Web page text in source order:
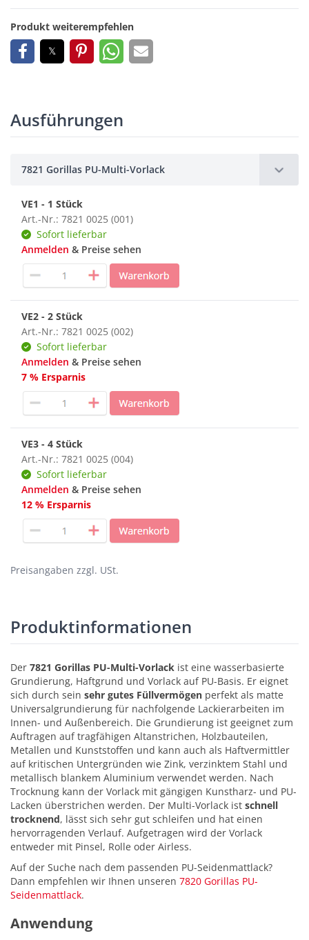
Produkt weiterempfehlen
Ausführungen
7821 Gorillas PU-Multi-Vorlack
VE1 - 1 Stück
Art.-Nr.: 7821 0025 (001)
Sofort lieferbar
Anmelden & Preise sehen
VE2 - 2 Stück
Art.-Nr.: 7821 0025 (002)
Sofort lieferbar
Anmelden & Preise sehen
7 % Ersparnis
VE3 - 4 Stück
Art.-Nr.: 7821 0025 (004)
Sofort lieferbar
Anmelden & Preise sehen
12 % Ersparnis
Preisangaben zzgl. USt.
Produktinformationen
Der 7821 Gorillas PU-Multi-Vorlack ist eine wasserbasierte
Grundierung, Haftgrund und Vorlack auf PU-Basis. Er eignet
sich durch sein sehr gutes Füllvermögen perfekt als matte
Universalgrundierung für nachfolgende Lackierarbeiten im
Innen- und Außenbereich. Die Grundierung ist geeignet zum
Auftragen auf tragfähigen Altanstrichen, Holzbauteilen,
Metallen und Kunststoffen und kann auch als Haftvermittler
auf kritischen Untergründen wie Zink, verzinktem Stahl und
metallisch blankem Aluminium verwendet werden. Nach
Trocknung kann der Vorlack mit gängigen Kunstharz- und PU-
Lacken überstrichen werden. Der Multi-Vorlack ist schnell
trocknend, lässt sich sehr gut schleifen und hat einen
hervorragenden Verlauf. Aufgetragen wird der Vorlack
entweder mit Pinsel, Rolle oder Airless.
Auf der Suche nach dem passenden PU-Seidenmattlack?
Dann empfehlen wir Ihnen unseren 7820 Gorillas PU-
Seidenmattlack.
Anwendung